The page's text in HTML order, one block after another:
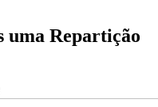
uma Repartição